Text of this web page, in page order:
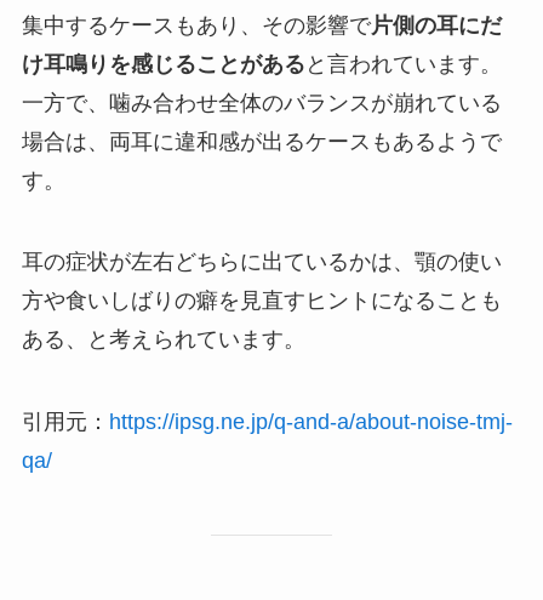
集中するケースもあり、その影響で片側の耳にだ
け耳鳴りを感じることがある と言われています。
一方で、噛み合わせ全体のバランスが崩れている
場合は、両耳に違和感が出るケースもあるようで
す。
耳の症状が左右どちらに出ているかは、顎の使い
方や食いしばりの癖を見直すヒントになることも
ある、と考えられています。
引用元： https://ipsg.ne.jp/q-and-a/about-noise-tmj-
qa/